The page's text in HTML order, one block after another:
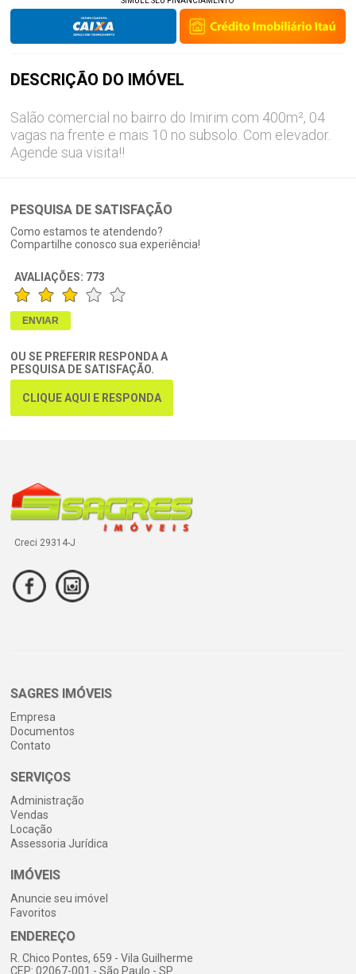
DESCRIÇÃO DO IMÓVEL
Salão comercial no bairro do Imirim com 400m², 04
vagas na frente e mais 10 no subsolo. Com elevador.
Agende sua visita!!
PESQUISA DE SATISFAÇÃO
Como estamos te atendendo?
Compartilhe conosco sua experiência!
AVALIAÇÕES: 773
OU SE PREFERIR RESPONDA A
PESQUISA DE SATISFAÇÃO.
CLIQUE AQUI E RESPONDA
Creci 29314-J
SAGRES IMÓVEIS
Empresa
Documentos
Contato
SERVIÇOS
Administração
Vendas
Locação
Assessoria Jurídica
IMÓVEIS
Anuncie seu imóvel
Favoritos
ENDEREÇO
R. Chico Pontes, 659 - Vila Guilherme
CEP: 02067-001 - São Paulo - SP